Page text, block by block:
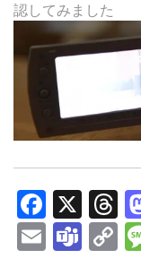
認してみました
X
Email